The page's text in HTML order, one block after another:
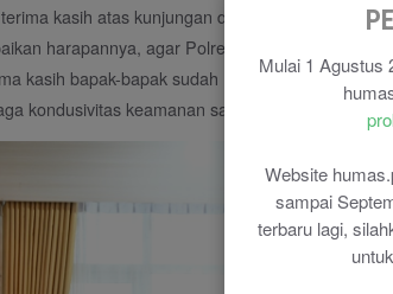
Mulai 1 Agustus
Website
sampai
terbaru lagi,
kasih atas kunjungan dari Kapolres Paser
harapannya, agar Polres dan Kodim dapat
kasih bapak-bapak sudah mengunjungi kami.
kondusivitas keamanan saat Pemilukada